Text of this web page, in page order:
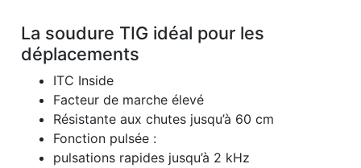
La soudure TIG idéal pour les
déplacements
ITC Inside
Facteur de marche élevé
Résistante aux chutes jusqu’à 60 cm
Fonction pulsée :
pulsations rapides jusqu’à 2 kHz